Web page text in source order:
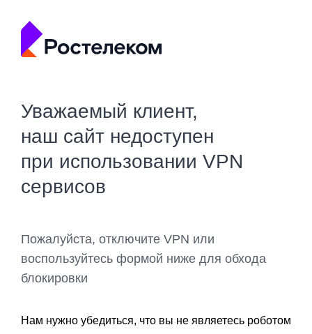
Уважаемый клиент,
наш сайт недоступен
при использовании VPN
сервисов
Пожалуйста, отключите VPN или
воспользуйтесь формой ниже для обхода
блокировки
Нам нужно убедиться, что вы не являетесь роботом